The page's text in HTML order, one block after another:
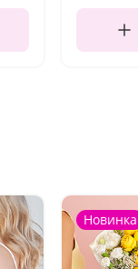
Новинка